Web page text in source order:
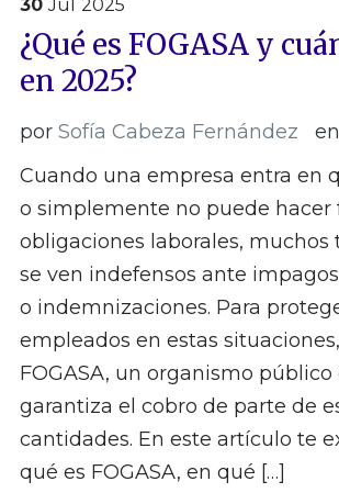
30 Jul 2025
¿Qué es FOGASA y
en 2025?
por Sofía Cabeza Fernández en
Cuando una empresa entra en
o simplemente no puede hacer
obligaciones laborales, muchos
se ven indefensos ante
o indemnizaciones. Para
empleados en estas
FOGASA, un organismo público
garantiza el cobro de parte de
cantidades. En este artículo te
qué es FOGASA, en qué […]